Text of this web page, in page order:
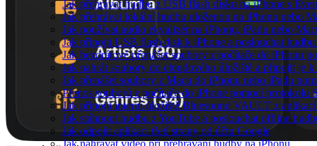
Jak přehrávat hudbu z USB flash disku na iPhone s
Jak přehrávat lokální hudbu uloženou na iPhonu nebo
Jak používat audio ekvalizér na iPhonu, iPadu nebo
Jak připojit USB flash disk k iPhone a poslouchat
Jak bezdrátově přenášet soubory z počítače do iPhonu
Jak nahrát soubory do cloudového úložiště a připojit je
Jak přenášet soubory z Macu do iPhonu nebo iPadu
Přenos souborů z počítače do iPhone pomocí protokolu
Jak připojit interní úložiště Bluesound VAULT z
Jak stáhnout hudbu z YouTube a poslouchat offline
Jak odpojit aplikaci třetí strany od účtu Google
Jak nahrávat video při přehrávání hudby na iPhonu